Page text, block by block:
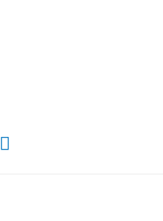
Menu